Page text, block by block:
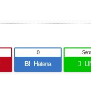
B! Hatena
0